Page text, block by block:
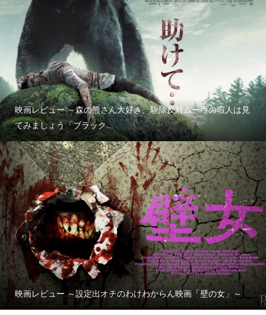
映画レビュー ～森の熊さん大好き、駆除反対ムーヴの暇人は見
てみましょう「ブラック...
映画レビュー ～設定出オチのわけわからん映画「壁の女」～